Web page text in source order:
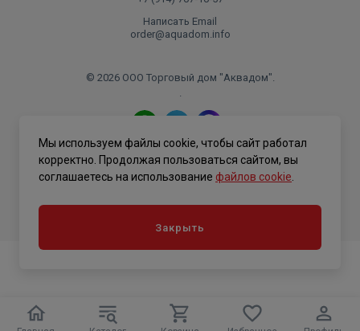
Написать Email
order@aquadom.info
© 2026 ООО Торговый дом "Аквадом".
.
Политика конфиденциальности
Мы используем файлы cookie, чтобы сайт работал
корректно. Продолжая пользоваться сайтом, вы
соглашаетесь на использование файлов cookie
Закрыть